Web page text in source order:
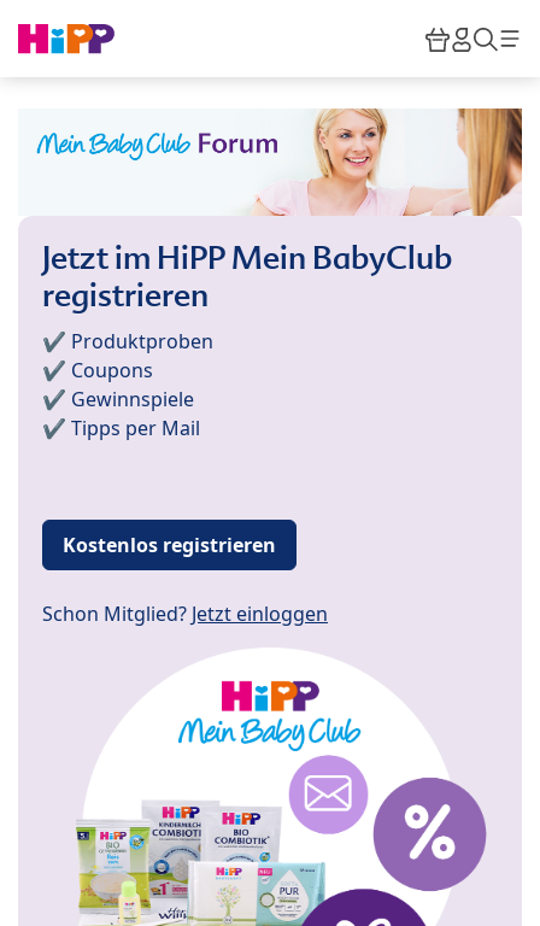
HiPP
Jetzt im HiPP Mein BabyClub
registrieren
✔️ Produktproben
✔️ Coupons
✔️ Gewinnspiele
✔️ Tipps per Mail
Kostenlos registrieren
Schon Mitglied? Jetzt einloggen